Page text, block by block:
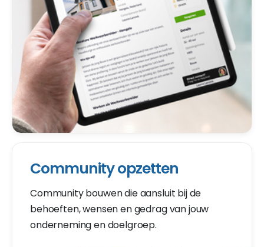
Community opzetten
Community bouwen die aansluit bij de
behoeften, wensen en gedrag van jouw
onderneming en doelgroep.